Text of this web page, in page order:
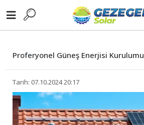
Proferyonel Güneş Enerjisi Kurulumu
Tarih: 07.10.2024 20:17